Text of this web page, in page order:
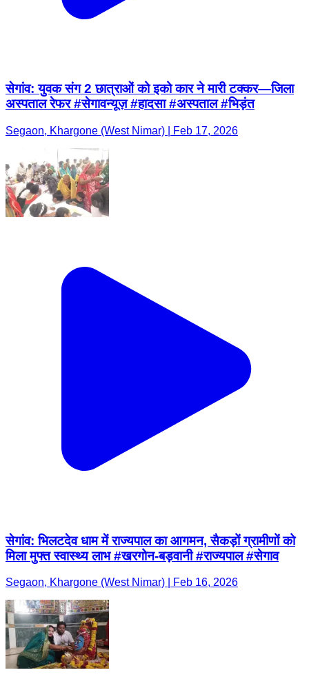
सेगांव: युवक संग 2 छात्राओं को इको कार ने मारी टक्कर—जिला
अस्पताल रेफर #सेगावन्यूज़ #हादसा #अस्पताल #भिड़ंत
Segaon, Khargone (West Nimar) | Feb 17, 2026
सेगांव: भिलटदेव धाम में राज्यपाल का आगमन, सैकड़ों ग्रामीणों को
मिला मुफ्त स्वास्थ्य लाभ #खरगोन-बड़वानी #राज्यपाल #सेगाव
Segaon, Khargone (West Nimar) | Feb 16, 2026